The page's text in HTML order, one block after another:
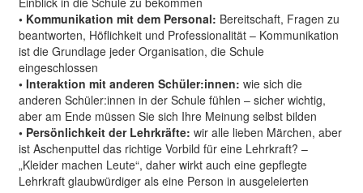
• Kommunikation mit dem Personal: Bereitschaft, Fragen zu
beantworten, Höflichkeit und Professionalität – Kommunikation
ist die Grundlage jeder Organisation, die Schule
eingeschlossen
• Interaktion mit anderen Schüler:innen: wie sich die
anderen Schüler:innen in der Schule fühlen – sicher wichtig,
aber am Ende müssen Sie sich Ihre Meinung selbst bilden
• Persönlichkeit der Lehrkräfte: wir alle lieben Märchen, aber
ist Aschenputtel das richtige Vorbild für eine Lehrkraft? –
„Kleider machen Leute“, daher wirkt auch eine gepflegte
Lehrkraft glaubwürdiger als eine Person in ausgeleierten